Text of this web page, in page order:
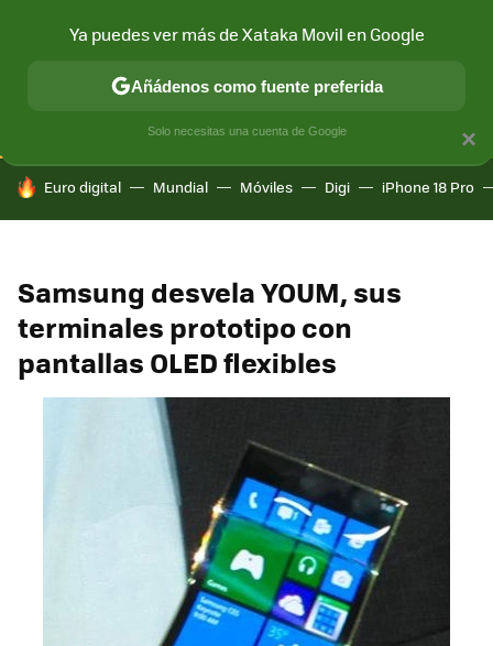
CONECTIVIDAD MÓVIL Y SOCIEDAD APLICACIONES
HOY SE HABLA DE
Euro digital Mundial Móviles Digi iPhone 18 Pro
Samsung desvela YOUM, sus
terminales prototipo con
pantallas OLED flexibles
×
Ya puedes ver más de Xataka Movil en Google
Añádenos como fuente preferida
Solo necesitas una cuenta de Google